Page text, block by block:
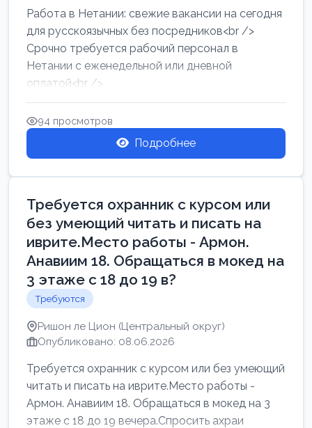
Работа в Нетании: свежие вакансии на сегодня
для русскоязычных без посредников<br />
Срочно требуется рабочий персонал в
Нетании с еженедельной или дневной
оплатой<br />
Свежие вакансии в Нетании дл...
94 просмотров
Подробнее
Требуется охранник с курсом или
без умеющий читать и писать на
иврите.Место работы - Армон.
Анавиим 18. Обращаться в мокед на
3 этаже с 18 до 19 в?
Требуются
Ришон ле Цион (Центральный округ)
Опубликовано: 08.06.2026
Требуется охранник с курсом или без умеющий
читать и писать на иврите.Место работы -
Армон. Анавиим 18. Обращаться в мокед на 3
этаже с 18 до 19 вечера.Спросить ахраи